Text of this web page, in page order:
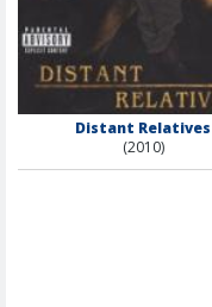
Distant Relatives
(2010)